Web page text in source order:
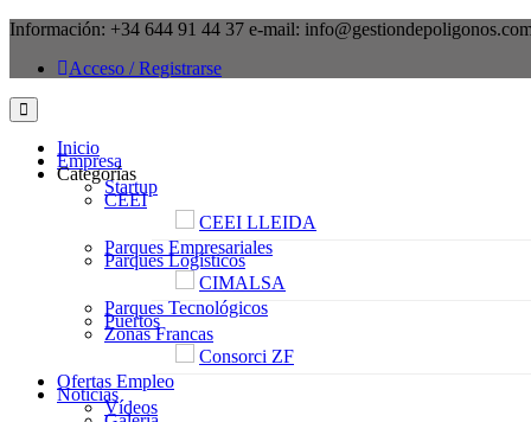
Información: +34 644 91 44 37 e-mail:
Acceso / Registrarse
Inicio
Empresa
Categorías
Startup
CEEI
CEEI LLEIDA
Parques Empresariales
Parques Logísticos
CIMALSA
Parques Tecnológicos
Puertos
Zonas Francas
Consorci ZF
Ofertas Empleo
Noticias
Vídeos